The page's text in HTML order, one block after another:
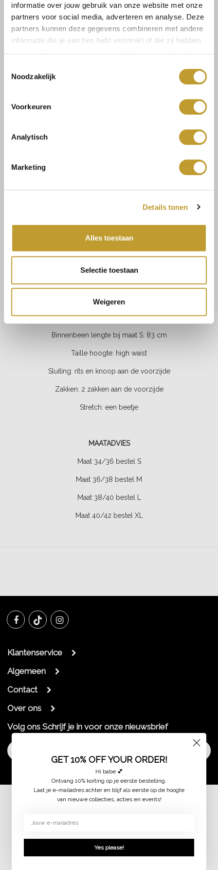
informatie over jouw gebruik van onze website met onze
partners voor social media, adverteren en analyse. Deze
partners kunnen deze gegevens combineren met andere
informatie die je aan hen hebt verstrekt of die zij hebben
Noodzakelijk
Voorkeuren
Analytisch
Marketing
Details tonen
Alles toestaan
Selectie toestaan
Weigeren
Size guide Verzenden & retourneren
Anastasia wide leg pantalon
beige
92% polyester, 8% elasthaan
Fit: wijd uitlopend
Binnenbeen lengte bij maat S: 83 cm
Taille hoogte: high waist
Sluiting: rits en knoop aan de voorzijde
Zakken: 2 zakken aan de voorzijde
Stretch: een beetje
MAATADVIES
Maat 34/36 bestel S
Maat 36/38 bestel M
Maat 38/40 bestel L
Maat 40/42 bestel XL
Klantenservice
Algemeen
Contact
Over ons
Volg ons Schrijf je in voor onze nieuwsbrief
GET 10% OFF YOUR ORDER!
Hi babe 💕
Ontvang 10% korting op je eerste bestelling.
Laat je e-mailadres achter en blijf als eerste op de hoogte
van nieuwe collecties, acties en events!
Yes please!